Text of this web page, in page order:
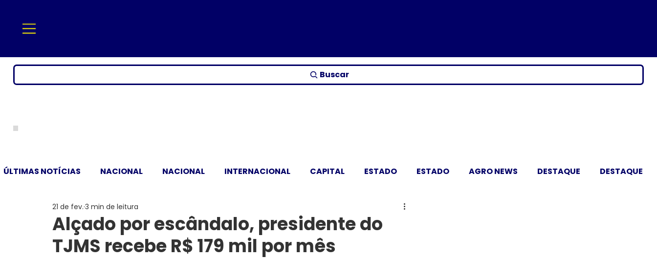
Buscar
ÚLTIMAS NOTÍCIAS NACIONAL NACIONAL INTERNACIONAL CAPITAL ESTADO ESTADO AGRO NEWS DESTAQUE DESTAQUE
Alçado por escândalo, presidente do
TJMS recebe R$ 179 mil por mês
21 de fev. 3 min de leitura